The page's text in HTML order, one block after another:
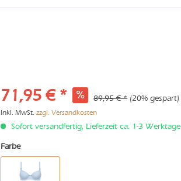
71,95 € * 89,95 € * (20% gespart)
inkl. MwSt.zzgl. Versandkosten
Sofort versandfertig, Lieferzeit ca. 1-3 Werktage
Farbe